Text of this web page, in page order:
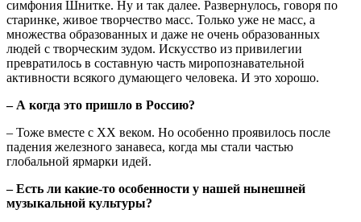
симфония Шнитке. Ну и так далее. Развернулось, говоря по
старинке, живое творчество масс. Только уже не масс, а
множества образованных и даже не очень образованных
людей с творческим зудом. Искусство из привилегии
превратилось в составную часть миропознавательной
активности всякого думающего человека. И это хорошо.
– А когда это пришло в Россию?
– Тоже вместе с ХХ веком. Но особенно проявилось после
падения железного занавеса, когда мы стали частью
глобальной ярмарки идей.
– Есть ли какие-то особенности у нашей нынешней
музыкальной культуры?